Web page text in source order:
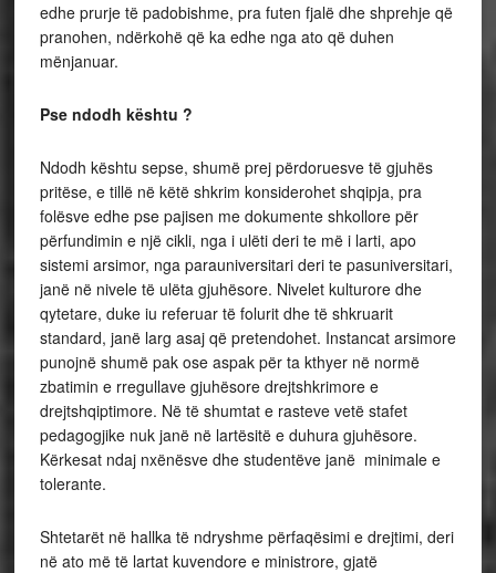
edhe prurje të padobishme, pra futen fjalë dhe shprehje që
pranohen, ndërkohë që ka edhe nga ato që duhen
mënjanuar.
Pse ndodh kështu ?
Ndodh kështu sepse, shumë prej përdoruesve të gjuhës
pritëse, e tillë në këtë shkrim konsiderohet shqipja, pra
folësve edhe pse pajisen me dokumente shkollore për
përfundimin e një cikli, nga i ulëti deri te më i larti, apo
sistemi arsimor, nga parauniversitari deri te pasuniversitari,
janë në nivele të ulëta gjuhësore. Nivelet kulturore dhe
qytetare, duke iu referuar të folurit dhe të shkruarit
standard, janë larg asaj që pretendohet. Instancat arsimore
punojnë shumë pak ose aspak për ta kthyer në normë
zbatimin e rregullave gjuhësore drejtshkrimore e
drejtshqiptimore. Në të shumtat e rasteve vetë stafet
pedagogjike nuk janë në lartësitë e duhura gjuhësore.
Kërkesat ndaj nxënësve dhe studentëve janë minimale e
tolerante.
Shtetarët në hallka të ndryshme përfaqësimi e drejtimi, deri
në ato më të lartat kuvendore e ministrore, gjatë